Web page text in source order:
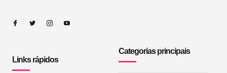
Links rápidos
Categorias principais